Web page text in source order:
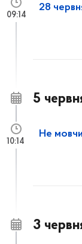
28
09:14
5
Не
10:14
3